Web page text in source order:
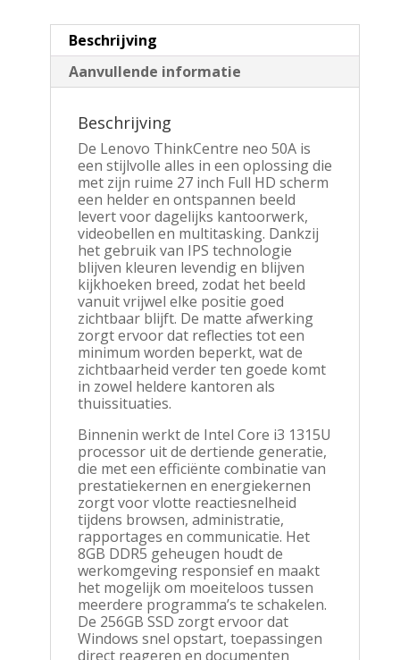
i3-
1315U
|
8GB
256GB
Professional
Inclusief
toetsenbord
muis
aantal
Beschrijving
Aanvullende informatie
Beschrijving
De Lenovo ThinkCentre neo 50A is
een stijlvolle alles in een oplossing die
met zijn ruime 27 inch Full HD scherm
een helder en ontspannen beeld
levert voor dagelijks kantoorwerk,
videobellen en multitasking. Dankzij
het gebruik van IPS technologie
blijven kleuren levendig en blijven
kijkhoeken breed, zodat het beeld
vanuit vrijwel elke positie goed
zichtbaar blijft. De matte afwerking
zorgt ervoor dat reflecties tot een
minimum worden beperkt, wat de
zichtbaarheid verder ten goede komt
in zowel heldere kantoren als
thuissituaties.
Binnenin werkt de Intel Core i3 1315U
processor uit de dertiende generatie,
die met een efficiënte combinatie van
prestatiekernen en energiekernen
zorgt voor vlotte reactiesnelheid
tijdens browsen, administratie,
rapportages en communicatie. Het
8GB DDR5 geheugen houdt de
werkomgeving responsief en maakt
het mogelijk om moeiteloos tussen
meerdere programma’s te schakelen.
De 256GB SSD zorgt ervoor dat
Windows snel opstart, toepassingen
direct reageren en documenten